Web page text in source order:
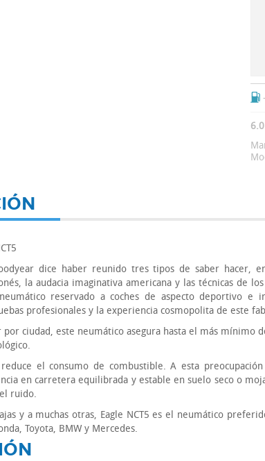
-
6.0
dice haber reunido tres tipos de saber hacer,
la audacia imaginativa americana y las técnicas de
reservado a coches de aspecto deportivo e
profesionales y la experiencia cosmopolita de este
por ciudad, este neumático asegura hasta el más mínimo
el consumo de combustible. A esta
en carretera equilibrada y estable en suelo seco o
ruido.
y a muchas otras, Eagle NCT5 es el neumático
Toyota, BMW y Mercedes.